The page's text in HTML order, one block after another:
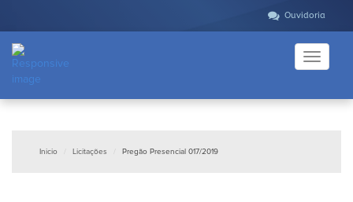
Ouvidoria
Toggle
Inicio Licitações Pregão Presencial 017/2019